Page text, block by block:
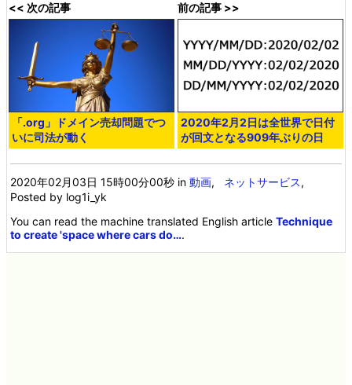
<< 次の記事
「.org」ドメイン売却問題でつ
いに司法が動く
前の記事 >>
2020年2月2日は全世界で日付
が回文となる909年ぶりの日
2020年02月03日 15時00分00秒 in動画, ネットサービス,
Posted by log1i_yk
You can read the machine translated English articleTechnique
to create 'space where cars do….